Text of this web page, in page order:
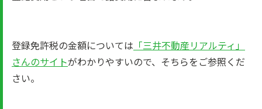
登録免許税の金額については 「三井不動産リアルティ」
さんのサイトがわかりやすいので、そちらをご参照くだ
さい。